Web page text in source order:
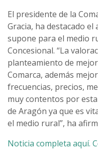
El presidente de la
Gracia, ha destacado el
supone para el medio
Concesional. “La
planteamiento de
Comarca, además
frecuencias, precios,
muy contentos por
de Aragón ya que es
el medio rural”, ha
Noticia completa aquí.